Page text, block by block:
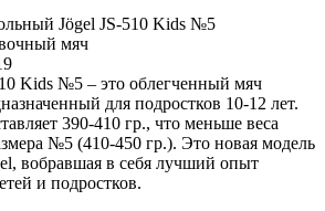
Jögel JS-510 Kids №5
мяч
Kids №5 – это облегченный мяч
для подростков 10-12 лет.
390-410 гр., что меньше веса
№5 (410-450 гр.). Это новая модель
вобравшая в себя лучший опыт
и подростков.